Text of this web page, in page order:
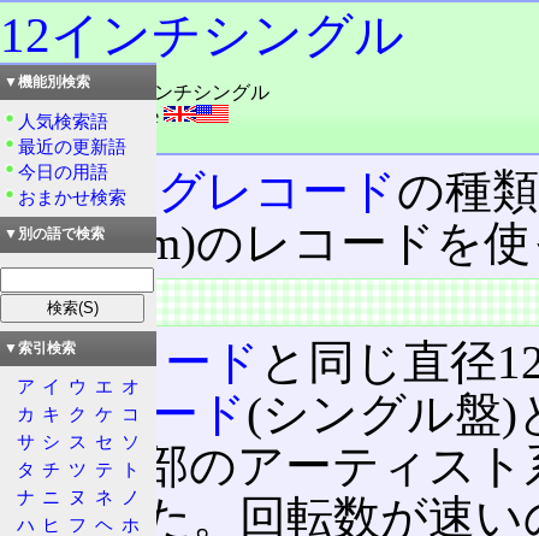
12インチシングル
読み：じゅうにインチシングル
外語：12inch single
品詞：名詞
アナログレコードの種
(30.48cm)のレコードを
概要
LPレコード と同じ直径
EPレコード(シングル盤)
る。一部のアーティス
していた。回転数が速
▼機能別検索
人気検索語
最近の更新語
今日の用語
おまかせ検索
▼別の語で検索
▼索引検索
ア イ ウ エ オ
カ キ ク ケ コ
サ シ ス セ ソ
タ チ ツ テ
ト
ナ ニ ヌ ネ
ノ
ハ ヒ フ ヘ ホ